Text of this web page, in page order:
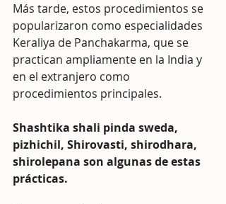
Más tarde, estos procedimientos se
popularizaron como especialidades
Keraliya de Panchakarma, que se
practican ampliamente en la India y
en el extranjero como
procedimientos principales.
Shashtika shali pinda sweda,
pizhichil, Shirovasti, shirodhara,
shirolepana son algunas de estas
prácticas.